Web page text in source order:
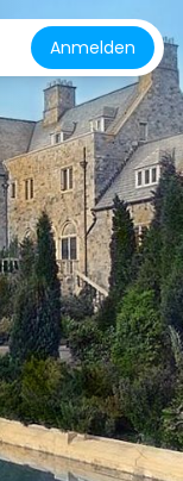
Anmelden